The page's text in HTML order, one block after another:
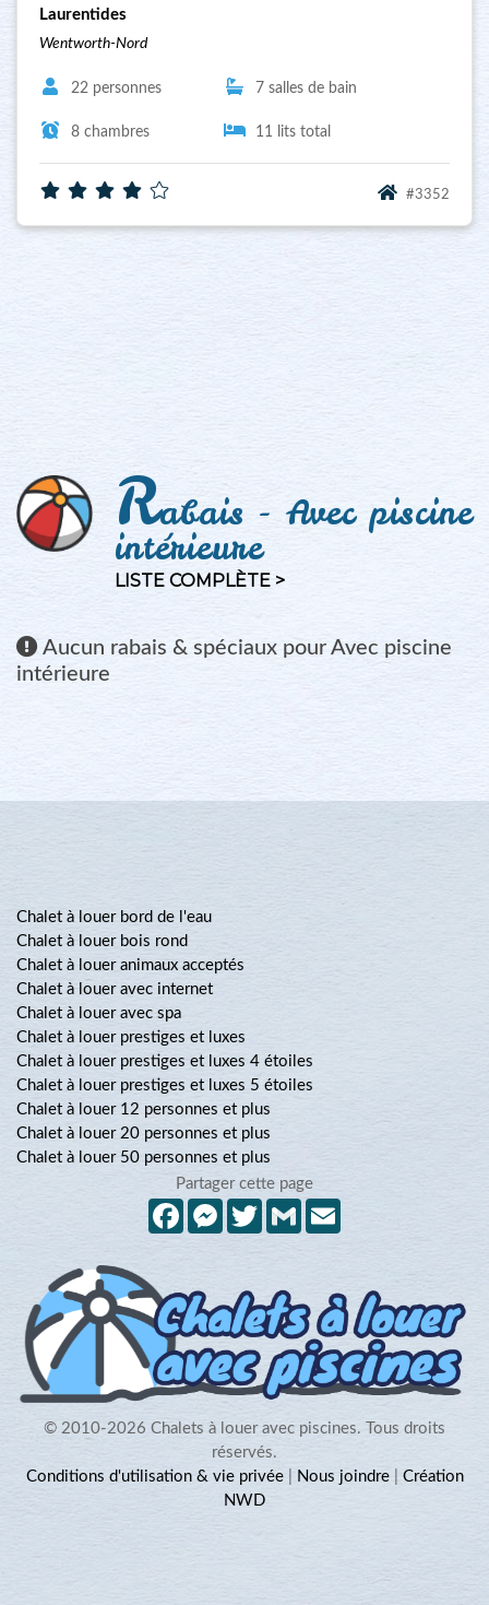
Laurentides
Wentworth-Nord
22 personnes 7 salles de bain
8 chambres 11 lits total
#3352
Rabais - Avec piscine
intérieure
LISTE COMPLÈTE >
Aucun rabais & spéciaux pour Avec piscine
intérieure
Chalet à louer bord de l'eau
Chalet à louer bois rond
Chalet à louer animaux acceptés
Chalet à louer avec internet
Chalet à louer avec spa
Chalet à louer prestiges et luxes
Chalet à louer prestiges et luxes 4 étoiles
Chalet à louer prestiges et luxes 5 étoiles
Chalet à louer 12 personnes et plus
Chalet à louer 20 personnes et plus
Chalet à louer 50 personnes et plus
Partager cette page
FacebookMessenger
TwitterGmail
© 2010-2026 Chalets à louer avec piscines. Tous droits
réservés.
Conditions d'utilisation & vie privée| Nous joindre| Création
NWD